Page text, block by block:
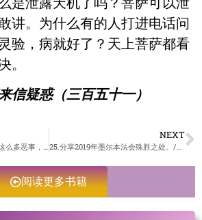
讲。为什么有的人打进电话问
验，病就好了？天上菩萨都看
。
信疑惑（三百五十一）
NEXT
阅读更多书籍